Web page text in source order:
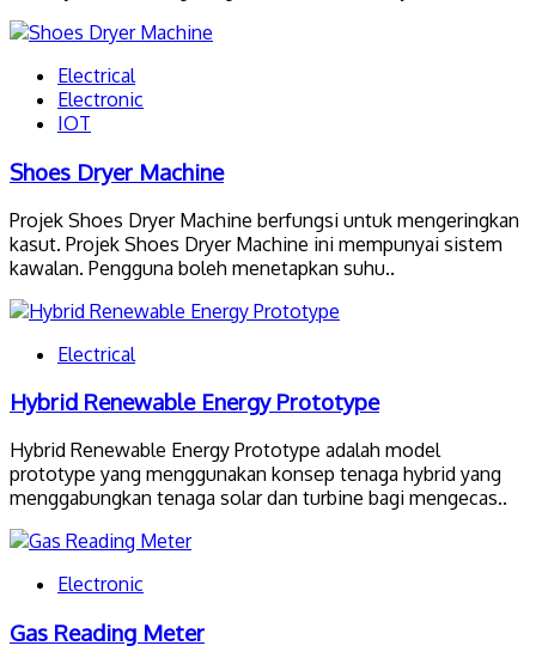
Electrical
Electronic
IOT
Shoes Dryer Machine
Projek Shoes Dryer Machine berfungsi untuk mengeringkan
kasut. Projek Shoes Dryer Machine ini mempunyai sistem
kawalan. Pengguna boleh menetapkan suhu..
Electrical
Hybrid Renewable Energy Prototype
Hybrid Renewable Energy Prototype adalah model
prototype yang menggunakan konsep tenaga hybrid yang
menggabungkan tenaga solar dan turbine bagi mengecas..
Electronic
Gas Reading Meter